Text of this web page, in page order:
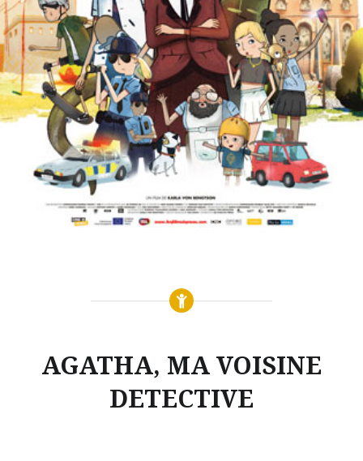
AGATHA, MA VOISINE
DETECTIVE